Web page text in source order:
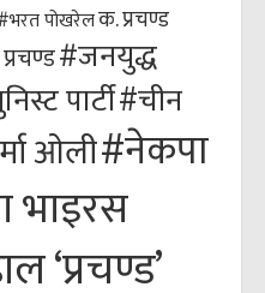
पोखरेलक. प्रचण्ड
#जनयुद्ध
पार्टी#चीन
ओली#नेकपा
भाइरस
‘प्रचण्ड’